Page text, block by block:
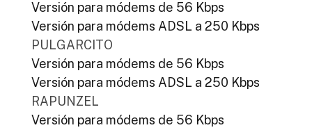
Versión para módems de 56 Kbps
Versión para módems ADSL a 250 Kbps
PULGARCITO
Versión para módems de 56 Kbps
Versión para módems ADSL a 250 Kbps
RAPUNZEL
Versión para módems de 56 Kbps